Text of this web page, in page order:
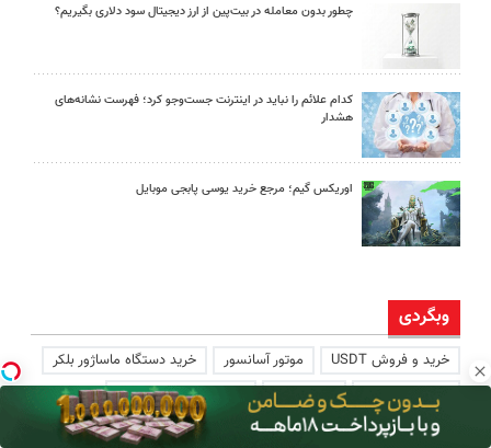
چطور بدون معامله در بیت‌پین از ارز دیجیتال سود دلاری بگیریم؟
کدام علائم را نباید در اینترنت جست‌وجو کرد؛ فهرست نشانه‌های
هشدار
اوریکس گیم؛ مرجع خرید یوسی پابجی موبایل
وبگردی
خرید و فروش USDT موتور آسانسور
خرید دستگاه ماساژور بلکر
اجاره ویلا شمال
خرید ادکلن
خرید لوازم آرایشی اصل
خرید طلای آب شده
مزایده خودرو مرکز تزریق بوتاکس